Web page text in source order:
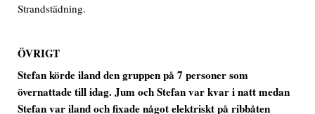
Strandstädning.
ÖVRIGT
Stefan körde iland den gruppen på 7 personer som
övernattade till idag. Jum och Stefan var kvar i natt medan
Stefan var iland och fixade något elektriskt på ribbåten